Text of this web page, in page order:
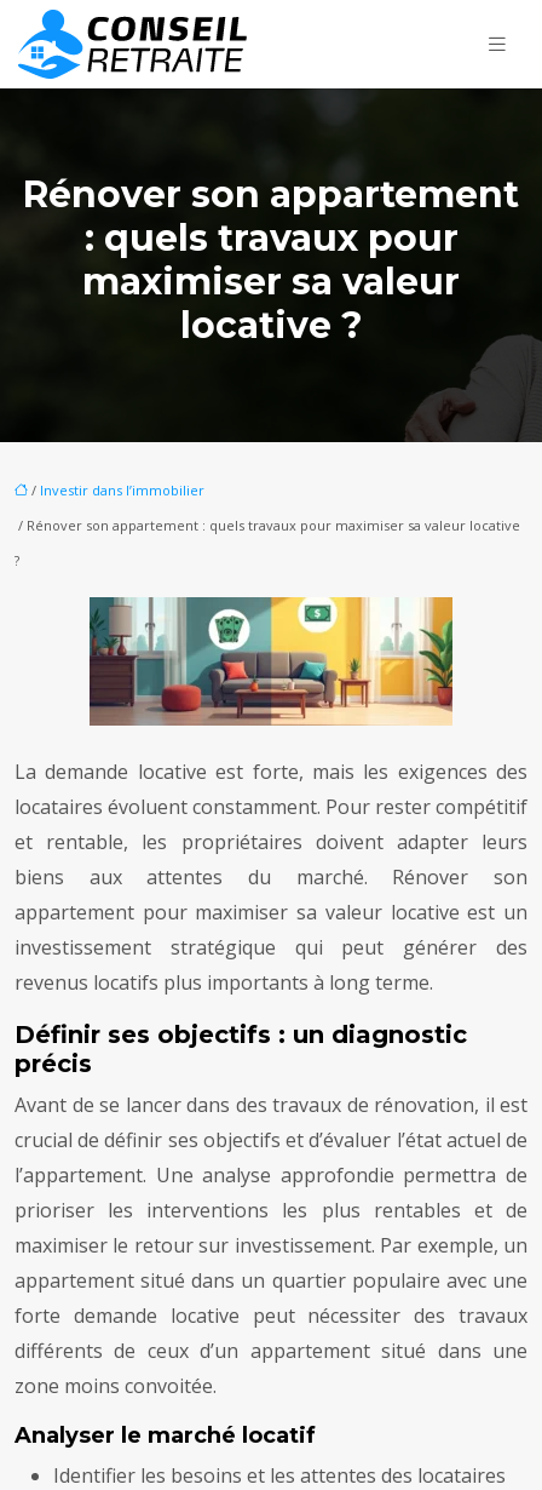
Rénover son appartement
: quels travaux pour
maximiser sa valeur
locative ?
/ Investir dans l’immobilier
/ Rénover son appartement : quels travaux pour maximiser sa valeur locative
?
La demande locative est forte, mais les exigences des
locataires évoluent constamment. Pour rester compétitif
et rentable, les propriétaires doivent adapter leurs
biens aux attentes du marché. Rénover son
appartement pour maximiser sa valeur locative est un
investissement stratégique qui peut générer des
revenus locatifs plus importants à long terme.
Définir ses objectifs : un diagnostic
précis
Avant de se lancer dans des travaux de rénovation, il est
crucial de définir ses objectifs et d’évaluer l’état actuel de
l’appartement. Une analyse approfondie permettra de
prioriser les interventions les plus rentables et de
maximiser le retour sur investissement. Par exemple, un
appartement situé dans un quartier populaire avec une
forte demande locative peut nécessiter des travaux
différents de ceux d’un appartement situé dans une
zone moins convoitée.
Analyser le marché locatif
Identifier les besoins et les attentes des locataires